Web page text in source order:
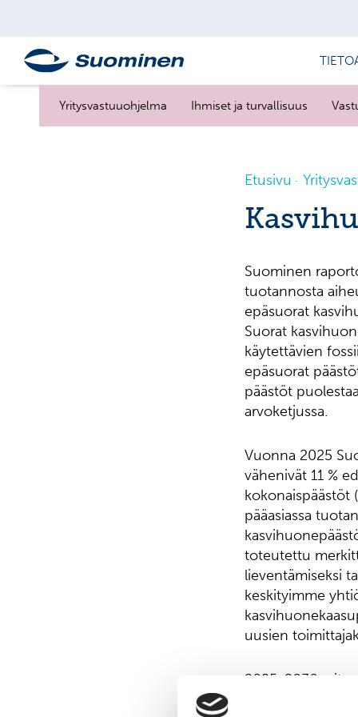
Yritysvastuuohjelma Ihmiset ja turvallisuus
Etusivu
Suominen
tuotannosta
epäsuorat
Suorat
käytettävien
epäsuorat
päästöt
arvoketjussa.
Vuonna 2025
vähenivät 11 %
kokonaispäästöt
pääasiassa
toteutettu
lieventämiseksi
keskityimme
uusien
2025-2030